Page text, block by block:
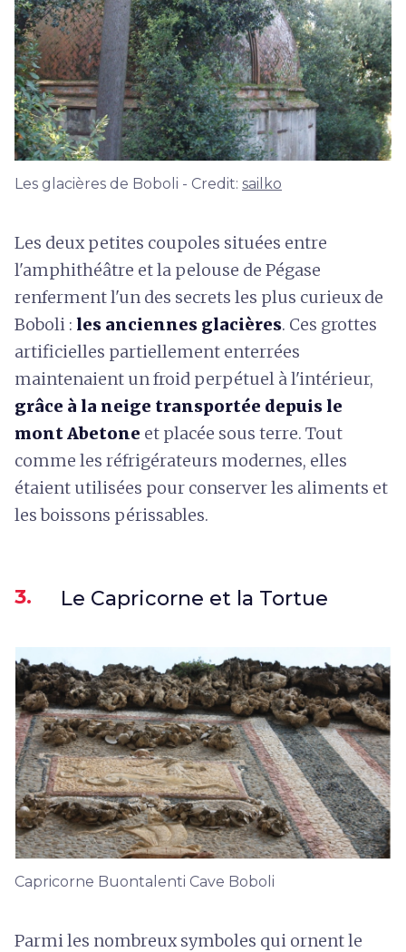
Les glacières de Boboli - Credit: sailko
Les deux petites coupoles situées entre
l'amphithéâtre et la pelouse de Pégase
renferment l'un des secrets les plus curieux de
Boboli : les anciennes glacières. Ces grottes
artificielles partiellement enterrées
maintenaient un froid perpétuel à l'intérieur,
grâce à la neige transportée depuis le
mont Abetone et placée sous terre. Tout
comme les réfrigérateurs modernes, elles
étaient utilisées pour conserver les aliments et
les boissons périssables.
3. Le Capricorne et la Tortue
Capricorne Buontalenti Cave Boboli
Parmi les nombreux symboles qui ornent le